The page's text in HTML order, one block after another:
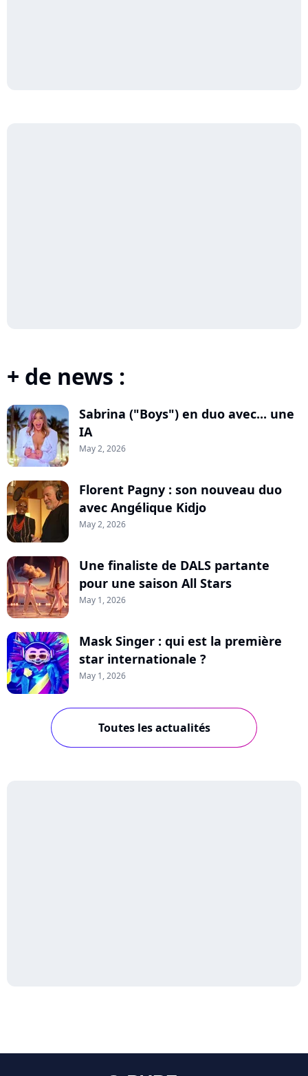
+ de news :
Sabrina ("Boys") en duo avec... une
IA
May 2, 2026
Florent Pagny : son nouveau duo
avec Angélique Kidjo
May 2, 2026
Une finaliste de DALS partante
pour une saison All Stars
May 1, 2026
Mask Singer : qui est la première
star internationale ?
May 1, 2026
Toutes les actualités